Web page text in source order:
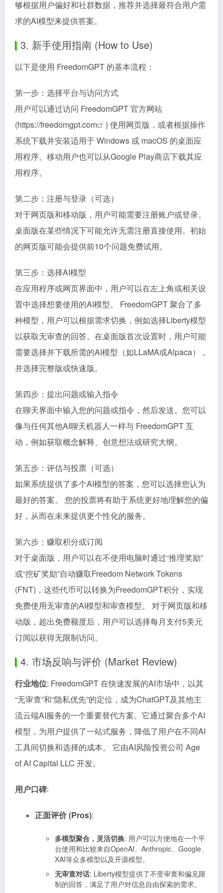
够根据用户偏好和社群数据，推荐并选择最符合用户需
求的AI模型来提供答案。
3. 新手使用指南 (How to Use)
以下是使用 FreedomGPT 的基本流程：
第一步：选择平台与访问方式
用户可以通过访问 FreedomGPT 官方网站
(https://freedomgpt.com
) 使用网页版，或者根据操作
系统下载并安装适用于 Windows 或 macOS 的桌面应
用程序。移动用户也可以从Google Play商店下载其应
用程序。
第二步：注册与登录（可选）
对于网页版和移动版，用户可能需要注册账户或登录。
桌面版在某些情况下可能允许无需注册直接使用。初始
的网页版可能会提供前10个问题免费试用。
第三步：选择AI模型
在应用程序或网页界面中，用户可以在左上角或相关设
置中选择想要使用的AI模型。 FreedomGPT 聚合了多
种模型，用户可以根据需求切换，例如选择Liberty模型
以获取无审查的回答。在桌面版首次设置时，用户可能
需要选择并下载所需的AI模型（如LLaMA或Alpaca），
并选择完整版或快速版。
第四步：提出问题或输入指令
在聊天界面中输入您的问题或指令，然后发送。您可以
像与任何其他AI聊天机器人一样与 FreedomGPT 互
动，例如获取概念解释、创意想法或研究大纲。
第五步：评估与投票（可选）
如果系统提供了多个AI模型的答案，您可以选择您认为
最好的答案。 您的投票将有助于系统更好地理解您的偏
好，从而在未来提供更个性化的服务。
第六步：赚取积分或订阅
对于桌面版，用户可以在不使用电脑时通过“推理奖励”
或“挖矿奖励”自动赚取Freedom Network Tokens
(FNT)，这些代币可以转换为FreedomGPT积分，实现
免费使用无审查的AI模型和审查模型。 对于网页版和移
动版，超出免费额度后，用户可以选择每月支付5美元
订阅以获得无限制访问。
4. 市场反响与评价 (Market Review)
行业地位: FreedomGPT 在快速发展的AI市场中，以其
“无审查”和“隐私优先”的定位，成为ChatGPT及其他主
流云端AI服务的一个重要替代方案。它通过聚合多个AI
模型，为用户提供了一站式服务，降低了用户在不同AI
工具间切换和选择的成本。 它由AI风险投资公司 Age
of AI Capital LLC 开发。
用户口碑:
正面评价 (Pros):
多模型聚合，灵活切换: 用户可以方便地在一个平
台使用和比较来自OpenAI、Anthropic、Google、
XAI等众多模型以及开源模型。
无审查对话: Liberty模型提供了不受审查和偏见限
制的回答，满足了用户对信息自由探索的需求。